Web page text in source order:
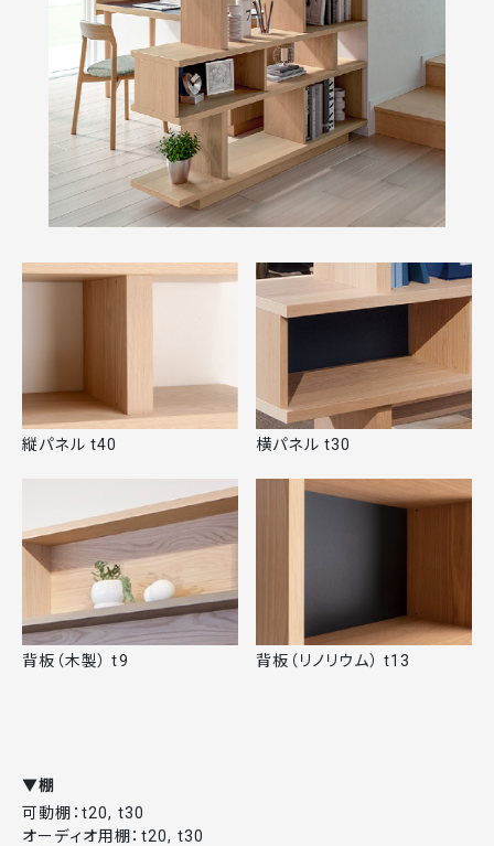
縦パネル t40 横パネル t30
背板（木製） t9 背板（リノリウム） t13
▼棚
可動棚：t20, t30
オーディオ用棚：t20, t30